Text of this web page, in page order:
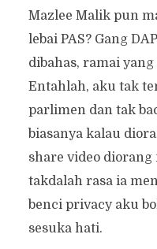
Mazlee Malik pun
lebai PAS? Gang
dibahas, ramai
Entahlah, aku tak
parlimen dan tak
biasanya kalau
share video
takdalah rasa ia
benci privacy aku
sesuka hati.